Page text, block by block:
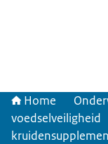
Home
voedselveiligheid